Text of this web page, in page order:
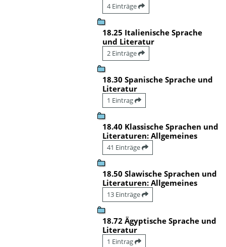
4 Einträge
18.25 Italienische Sprache
und Literatur
2 Einträge
18.30 Spanische Sprache und
Literatur
1 Eintrag
18.40 Klassische Sprachen und
Literaturen: Allgemeines
41 Einträge
18.50 Slawische Sprachen und
Literaturen: Allgemeines
13 Einträge
18.72 Ägyptische Sprache und
Literatur
1 Eintrag